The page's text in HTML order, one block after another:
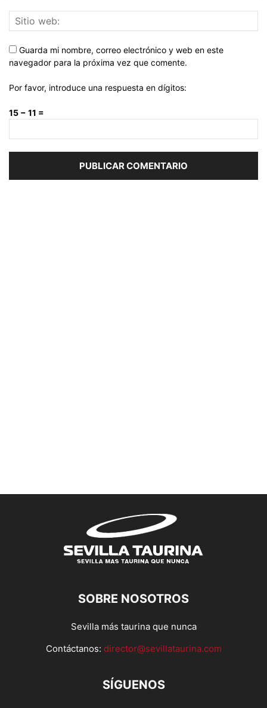
Guarda mi nombre, correo electrónico y web en este
navegador para la próxima vez que comente.
Por favor, introduce una respuesta en dígitos:
15 − 11 =
SOBRE NOSOTROS
Sevilla más taurina que nunca
Contáctanos: director@sevillataurina.com
SÍGUENOS